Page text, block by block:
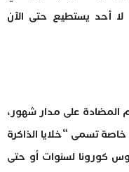
لا أحد يستطيع حتى الآن
على مدار شهور،
خاصة تسمى “خلايا الذاكرة
كورونا لسنوات أو حتى